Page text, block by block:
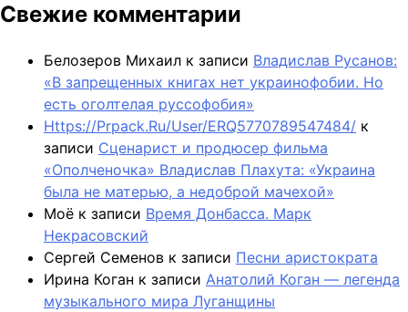
Свежие комментарии
Белозеров Михаил к записи Владислав Русанов:
«В запрещенных книгах нет украинофобии. Но
есть оголтелая руссофобия»
Https://Prpack.Ru/User/ERQ5770789547484/ к
записи Сценарист и продюсер фильма
«Ополченочка» Владислав Плахута: «Украина
была не матерью, а недоброй мачехой»
Моё к записи Время Донбасса. Марк
Некрасовский
Сергей Семенов к записи Песни аристократа
Ирина Коган к записи Анатолий Коган — легенда
музыкального мира Луганщины